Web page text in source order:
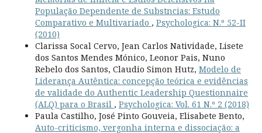
População Dependente de Substncias: Estudo
Comparativo e Multivariado , Psychologica: N.º 52-II
(2010)
Clarissa Socal Cervo, Jean Carlos Natividade, Lisete
dos Santos Mendes Mónico, Leonor Pais, Nuno
Rebelo dos Santos, Claudio Simon Hutz, Modelo de
Liderança Autêntica: concepção teórica e evidências
de validade do Authentic Leadership Questionnaire
(ALQ) para o Brasil , Psychologica: Vol. 61 N.º 2 (2018)
Paula Castilho, José Pinto Gouveia, Elisabete Bento,
Auto-criticismo, vergonha interna e dissociação: a